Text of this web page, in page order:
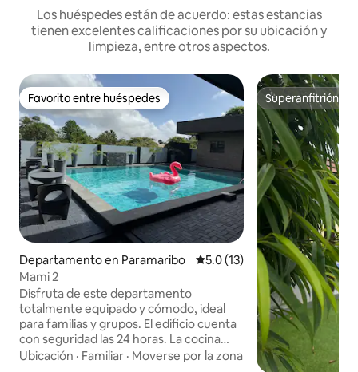
Los huéspedes están de acuerdo: estas estancias
tienen excelentes calificaciones por su ubicación y
limpieza, entre otros aspectos.
Favorito entre huéspedes
Favorito entre huéspedes
Departamento en Paramaribo Calificación promedio: 5.0 de
5.0 (13)
Mami 2
Disfruta de este departamento
totalmente equipado y cómodo, ideal
para familias y grupos. El edificio cuenta
con seguridad las 24 horas. La cocina
está totalmente equipada con utensilios,
Ubicación · Familiar · Moverse por la zona
Superanfitrión
Superanfitrión